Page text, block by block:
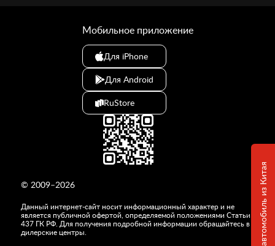
© 2009–2026
Данный интернет-сайт носит информационный характер и не
является публичной офертой, определяемой положениями Статьи
437 ГК РФ. Для получения подробной информации обращайтесь в
дилерские центры.
Мобильное приложение
Для iPhone
Для Android
RuStore